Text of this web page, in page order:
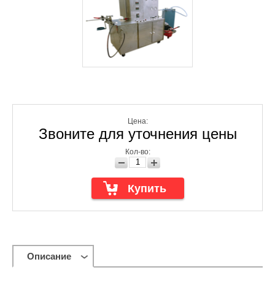
Цена:
Звоните для уточнения цены
Кол-во:
Описание